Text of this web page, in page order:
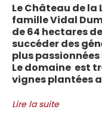
Le Château de
famille Vidal
de 64 hectares
succéder des
plus
Le domaine est
vignes plantées
entre les villages
Lire la suite